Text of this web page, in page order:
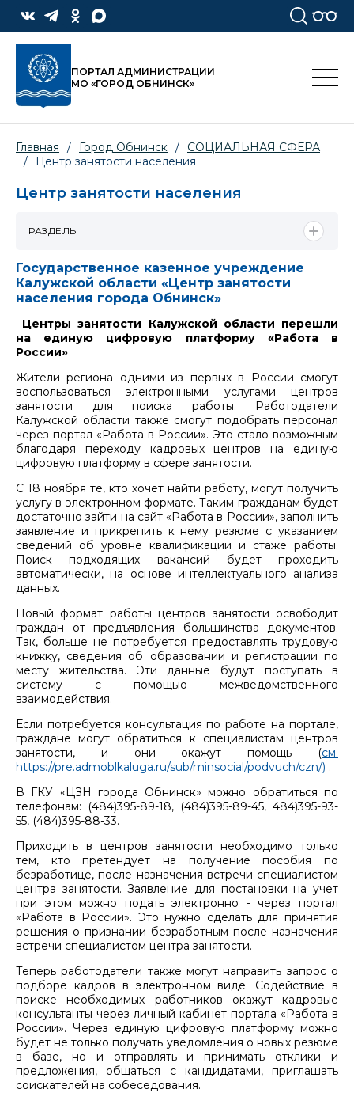
ПОРТАЛ АДМИНИСТРАЦИИ
МО «ГОРОД ОБНИНСК»
Главная / Город Обнинск /
СОЦИАЛЬНАЯ СФЕРА
/
Центр занятости населения
Центр занятости населения
Государственное казенное учреждение
Калужской области «Центр занятости
населения города Обнинск»
Центры занятости Калужской области перешли
на единую цифровую платформу «Работа в
России»
Жители региона одними из первых в России смогут
воспользоваться электронными услугами центров
занятости для поиска работы. Работодатели
Калужской области также смогут подобрать персонал
через портал «Работа в России». Это стало возможным
благодаря переходу кадровых центров на единую
цифровую платформу в сфере занятости.
С 18 ноября те, кто хочет найти работу, могут получить
услугу в электронном формате. Таким гражданам будет
достаточно зайти на сайт «Работа в России», заполнить
заявление и прикрепить к нему резюме с указанием
сведений об уровне квалификации и стаже работы.
Поиск подходящих вакансий будет проходить
автоматически, на основе интеллектуального анализа
данных.
Новый формат работы центров занятости освободит
граждан от предъявления большинства документов.
Так, больше не потребуется предоставлять трудовую
книжку, сведения об образовании и регистрации по
месту жительства. Эти данные будут поступать в
систему с помощью межведомственного
взаимодействия.
Если потребуется консультация по работе на портале,
граждане могут обратиться к специалистам центров
занятости, и они окажут помощь (см.
https://pre.admoblkaluga.ru/sub/minsocial/podvuch/czn/) .
В ГКУ «ЦЗН города Обнинск» можно обратиться по
телефонам: (484)395-89-18, (484)395-89-45, 484)395-93-
55, (484)395-88-33.
Приходить в центров занятости необходимо только
тем, кто претендует на получение пособия по
безработице, после назначения встречи специалистом
центра занятости. Заявление для постановки на учет
при этом можно подать электронно - через портал
«Работа в России». Это нужно сделать для принятия
решения о признании безработным после назначения
встречи специалистом центра занятости.
Теперь работодатели также могут направить запрос о
подборе кадров в электронном виде. Содействие в
поиске необходимых работников окажут кадровые
консультанты через личный кабинет портала «Работа в
России». Через единую цифровую платформу можно
будет не только получать уведомления о новых резюме
в базе, но и отправлять и принимать отклики и
предложения, общаться с кандидатами, приглашать
соискателей на собеседования.
РАЗДЕЛЫ